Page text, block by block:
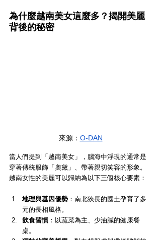
為什麼越南美女這麼多？揭開美麗
背後的秘密
來源： O-DAN
當人們提到「越南美女」，腦海中浮現的通常是
穿著傳統服飾「奧黛」、帶著親切笑容的形象。
越南女性的美麗可以歸納為以下三個核心要素：
地理與基因優勢 ：南北狹長的國土孕育了多
元的長相風格。
飲食習慣 ：以蔬菜為主、少油膩的健康餐
桌。